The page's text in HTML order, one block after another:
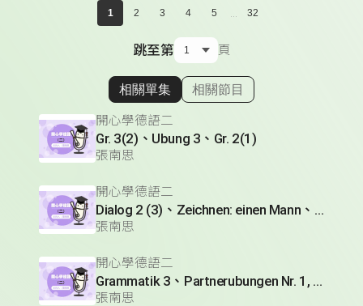
1 2 3 4 5 ... 32
跳至第 頁
顯示相關單集
相關單集 相關節目
開心學德語二
Gr. 3(2)、Ubung 3、Gr. 2(1)
張南思
開心學德語二
Dialog 2 (3)、Zeichnen: einen Mann、Lesetext 1(1)
張南思
開心學德語二
Grammatik 3、Partnerubungen Nr. 1, 3、Dialog 2(1)
張南思